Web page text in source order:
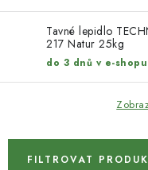
NÁSTROJE PRO
NÁSTROJE PRO
NÁSTROJE PRO ŘEZÁNÍ
POTŘEBUJI DOBRÝ
Tavné lepidlo
217 Natur 25kg
do 3 dnů v e-shopu
FILTROVAT